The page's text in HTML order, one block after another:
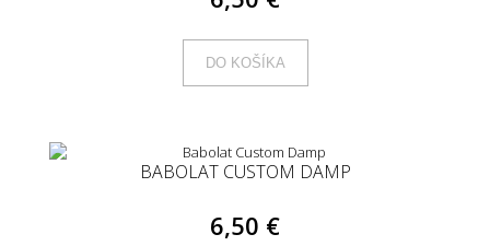
DO KOŠÍKA
BABOLAT CUSTOM DAMP
6,50 €